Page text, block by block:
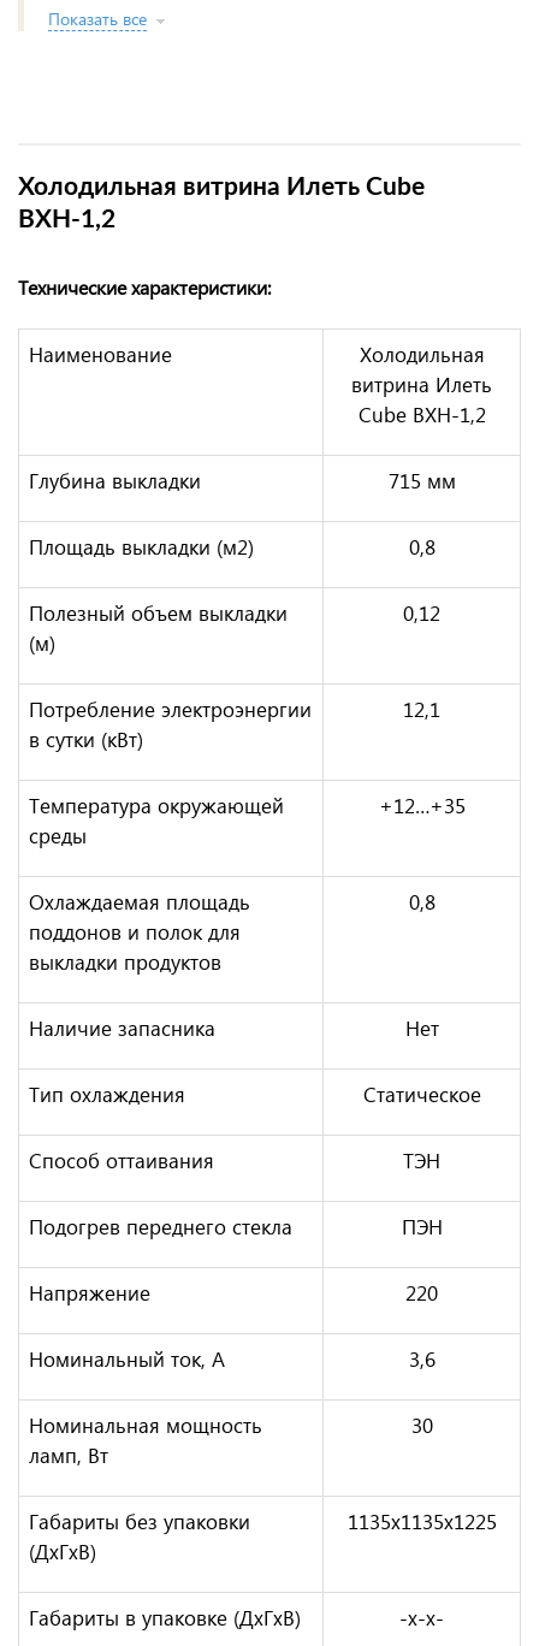
Показать все
Холодильная витрина Илеть Cube
ВХН-1,2
Технические характеристики:
Наименование
Холодильная
витрина Илеть
Cube ВХН-1,2
Глубина выкладки 715 мм
Площадь выкладки (м2) 0,8
Полезный объем выкладки
(м)
0,12
Потребление электроэнергии
в сутки (кВт)
12,1
Температура окружающей
среды
+12…+35
Охлаждаемая площадь
поддонов и полок для
выкладки продуктов
0,8
Наличие запасника Нет
Тип охлаждения Статическое
Способ оттаивания ТЭН
Подогрев переднего стекла ПЭН
Напряжение 220
Номинальный ток, A 3,6
Номинальная мощность
ламп, Вт
30
Габариты без упаковки
(ДхГхВ)
1135х1135х1225
Габариты в упаковке (ДхГхВ) -х-х-